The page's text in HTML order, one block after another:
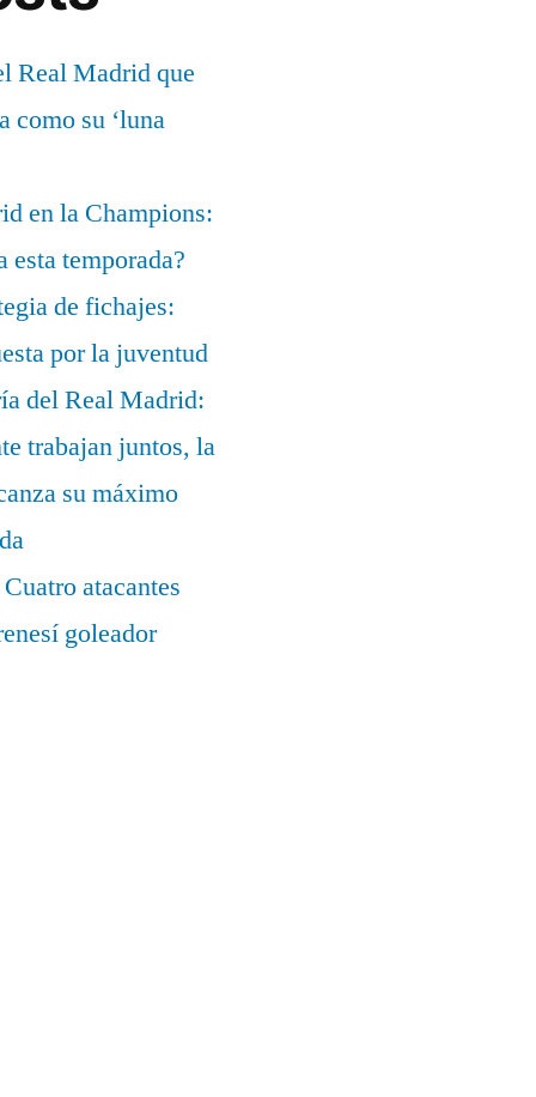
Real Madrid que
como su ‘luna
en la Champions:
esta temporada?
de fichajes:
por la juventud
del Real Madrid:
trabajan juntos, la
su máximo
atacantes
goleador